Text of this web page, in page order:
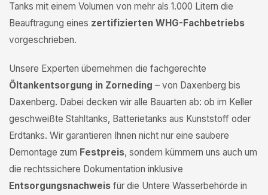
Tanks mit einem Volumen von mehr als 1.000 Litern die
Beauftragung eines zertifizierten WHG-Fachbetriebs
vorgeschrieben.
Unsere Experten übernehmen die fachgerechte
Öltankentsorgung in Zorneding – von Daxenberg bis
Daxenberg. Dabei decken wir alle Bauarten ab: ob im Keller
geschweißte Stahltanks, Batterietanks aus Kunststoff oder
Erdtanks. Wir garantieren Ihnen nicht nur eine saubere
Demontage zum Festpreis, sondern kümmern uns auch um
die rechtssichere Dokumentation inklusive
Entsorgungsnachweis für die Untere Wasserbehörde in